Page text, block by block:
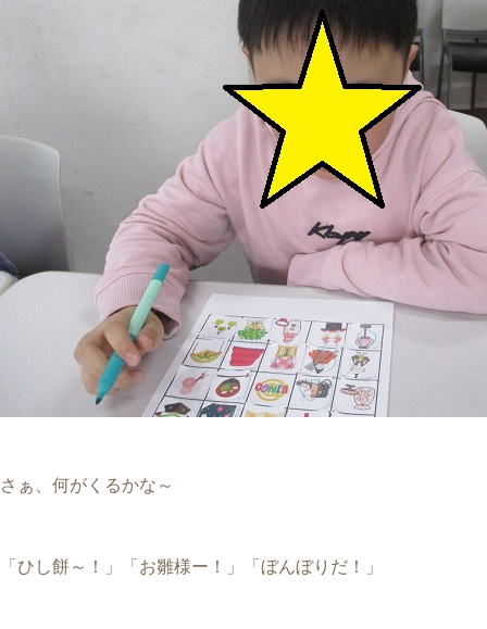
さぁ、何がくるかな～
「ひし餅～！」「お雛様ー！」「ぼんぼりだ！」